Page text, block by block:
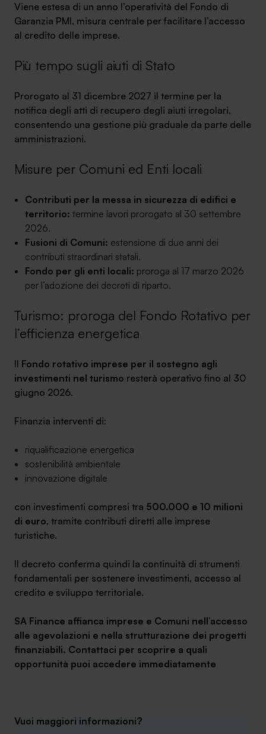
+030.3540104
SA Finance Mediazione Creditizia Srl, società di mediazione creditizia iscritta
Viene estesa di un anno l’operatività del Fondo di
Garanzia PMI, misura centrale per facilitare l’accesso
al credito delle imprese.
Più tempo sugli aiuti di Stato
Prorogato al 31 dicembre 2027 il termine per la
notifica degli atti di recupero degli aiuti irregolari,
consentendo una gestione più graduale da parte delle
amministrazioni.
Misure per Comuni ed Enti locali
Contributi per la messa in sicurezza di edifici e
territorio: termine lavori prorogato al 30 settembre
2026.
Fusioni di Comuni: estensione di due anni dei
contributi straordinari statali.
Fondo per gli enti locali: proroga al 17 marzo 2026
per l’adozione dei decreti di riparto.
Turismo: proroga del Fondo Rotativo per
l’efficienza energetica
Il Fondo rotativo imprese per il sostegno agli
investimenti nel turismo resterà operativo fino al 30
giugno 2026.
Finanzia interventi di:
riqualificazione energetica
sostenibilità ambientale
innovazione digitale
con investimenti compresi tra 500.000 e 10 milioni
di euro, tramite contributi diretti alle imprese
turistiche.
Il decreto conferma quindi la continuità di strumenti
fondamentali per sostenere investimenti, accesso al
credito e sviluppo territoriale.
SA Finance affianca imprese e Comuni nell’accesso
alle agevolazioni e nella strutturazione dei progetti
finanziabili. Contattaci per scoprire a quali
opportunità puoi accedere immediatamente
Vuoi maggiori informazioni?